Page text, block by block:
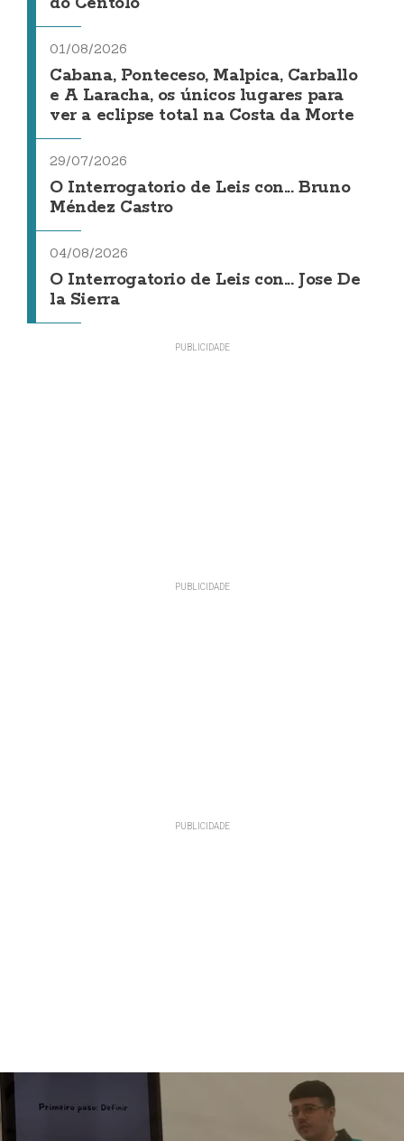
01/08/2026
Cabana, Ponteceso, Malpica, Carballo
e A Laracha, os únicos lugares para
ver a eclipse total na Costa da Morte
29/07/2026
O Interrogatorio de Leis con... Bruno
Méndez Castro
04/08/2026
O Interrogatorio de Leis con... Jose De
la Sierra